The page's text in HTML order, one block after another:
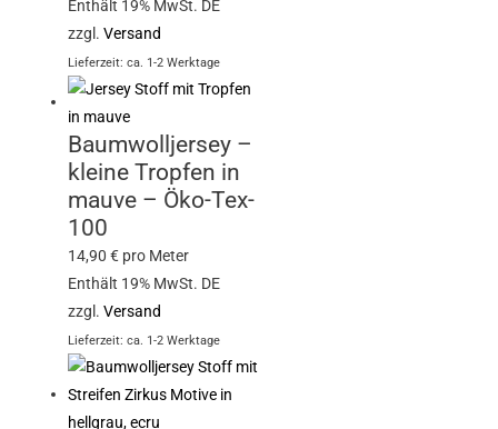
Enthält 19% MwSt. DE
zzgl.Versand
Lieferzeit: ca. 1-2 Werktage
Baumwolljersey –
kleine Tropfen in
mauve – Öko-Tex-
100
14,90€ pro Meter
Enthält 19% MwSt. DE
zzgl.Versand
Lieferzeit: ca. 1-2 Werktage